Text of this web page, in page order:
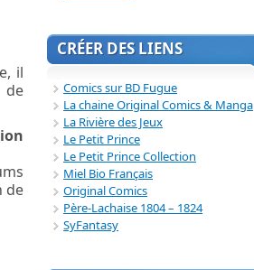
il
de
de
CRÉER DES LIENS
Comics sur BD Fugue
La chaine Original Comics & Manga
La Rivière des Jeux
Le Petit Prince
Le Petit Prince Collection
Miel Bio Français
Original Comics
Père-Lachaise 1804 – 1824
SyFantasy